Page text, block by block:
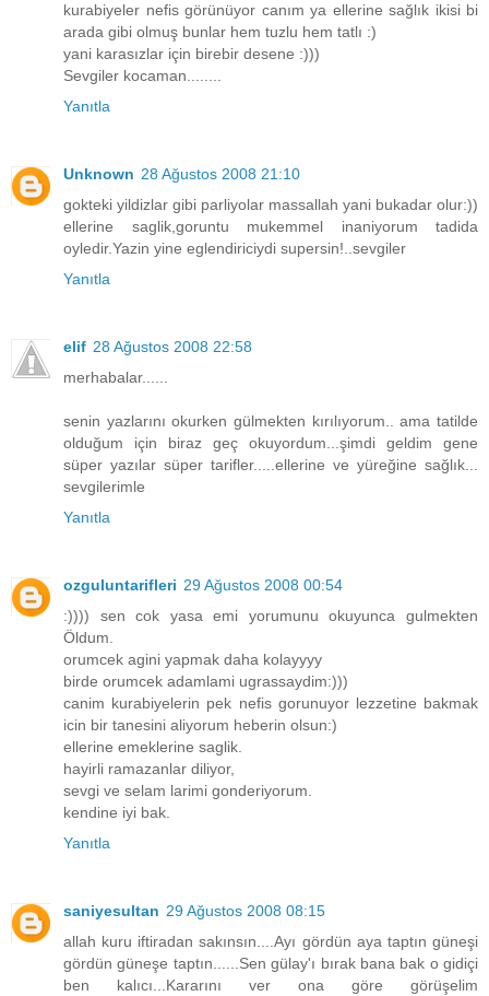
kurabiyeler nefis görünüyor canım ya ellerine sağlık ikisi bi
arada gibi olmuş bunlar hem tuzlu hem tatlı :)
yani karasızlar için birebir desene :)))
Sevgiler kocaman........
Yanıtla
Unknown 28 Ağustos 2008 21:10
gokteki yildizlar gibi parliyolar massallah yani bukadar olur:))
ellerine saglik,goruntu mukemmel inaniyorum tadida
oyledir.Yazin yine eglendiriciydi supersin!..sevgiler
Yanıtla
elif 28 Ağustos 2008 22:58
merhabalar......
senin yazlarını okurken gülmekten kırılıyorum.. ama tatilde
olduğum için biraz geç okuyordum...şimdi geldim gene
süper yazılar süper tarifler.....ellerine ve yüreğine sağlık...
sevgilerimle
Yanıtla
ozguluntarifleri 29 Ağustos 2008 00:54
:)))) sen cok yasa emi yorumunu okuyunca gulmekten
Öldum.
orumcek agini yapmak daha kolayyyy
birde orumcek adamlami ugrassaydim:)))
canim kurabiyelerin pek nefis gorunuyor lezzetine bakmak
icin bir tanesini aliyorum heberin olsun:)
ellerine emeklerine saglik.
hayirli ramazanlar diliyor,
sevgi ve selam larimi gonderiyorum.
kendine iyi bak.
Yanıtla
saniyesultan 29 Ağustos 2008 08:15
allah kuru iftiradan sakınsın....Ayı gördün aya taptın güneşi
gördün güneşe taptın......Sen gülay'ı bırak bana bak o gidiçi
ben kalıcı...Kararını ver ona göre görüşelim